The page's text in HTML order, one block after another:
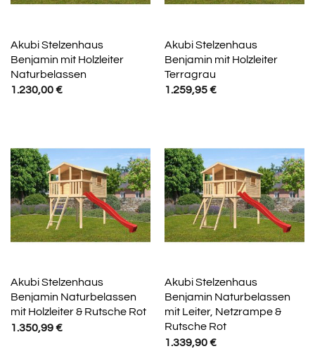
Akubi Stelzenhaus
Benjamin mit Holzleiter
Naturbelassen
1.230,00€
Akubi Stelzenhaus
Benjamin mit Holzleiter
Terragrau
1.259,95€
Akubi Stelzenhaus
Benjamin Naturbelassen
mit Holzleiter & Rutsche Rot
1.350,99€
Akubi Stelzenhaus
Benjamin Naturbelassen
mit Leiter, Netzrampe &
Rutsche Rot
1.339,90€